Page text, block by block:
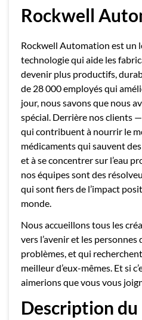
Rockwell
Rockwell Automation est un
technologie qui aide les
devenir plus productifs,
de 28 000 employés qui
jour, nous savons que nous
spécial. Derrière nos clients
qui contribuent à nourrir le
médicaments qui sauvent
et à se concentrer sur l’eau
nos équipes sont des
qui sont fiers de l’impact
monde.
Nous accueillons tous les
vers l’avenir et les
problèmes, et qui
meilleur d’eux-mêmes. Et si
aimerions que vous vous
Description du